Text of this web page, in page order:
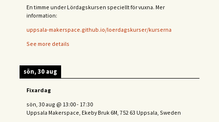
En timme under Lördagskursen speciellt för vuxna. Mer
information:
uppsala-makerspace.github.io/loerdagskurser/kurserna
See more details
sön, 30 aug
Fixardag
sön, 30 aug @ 13:00- 17:30
Uppsala Makerspace, Ekeby Bruk 6M, 752 63 Uppsala, Sweden